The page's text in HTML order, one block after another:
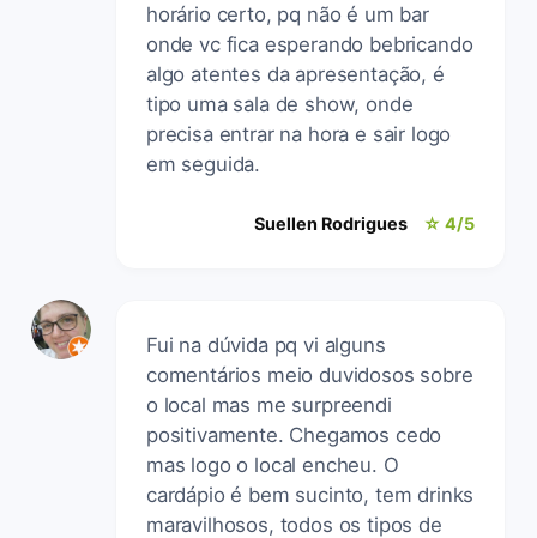
horário certo, pq não é um bar
onde vc fica esperando bebricando
algo atentes da apresentação, é
tipo uma sala de show, onde
precisa entrar na hora e sair logo
em seguida.
Suellen Rodrigues ☆ 4/5
Fui na dúvida pq vi alguns
comentários meio duvidosos sobre
o local mas me surpreendi
positivamente. Chegamos cedo
mas logo o local encheu. O
cardápio é bem sucinto, tem drinks
maravilhosos, todos os tipos de